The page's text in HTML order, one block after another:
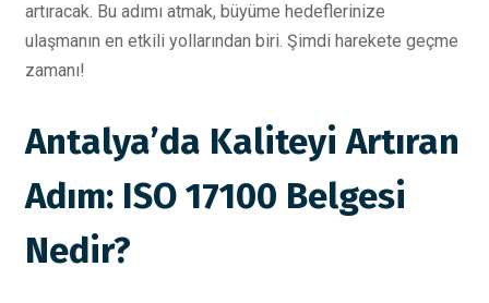
artıracak. Bu adımı atmak, büyüme hedeflerinize
ulaşmanın en etkili yollarından biri. Şimdi harekete geçme
zamanı!
Antalya’da Kaliteyi Artıran
Adım: ISO 17100 Belgesi
Nedir?